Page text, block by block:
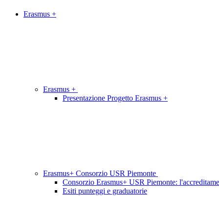
Erasmus +
Erasmus +
Presentazione Progetto Erasmus +
Erasmus+ Consorzio USR Piemonte
Consorzio Erasmus+ USR Piemonte:
Esiti punteggi e graduatorie